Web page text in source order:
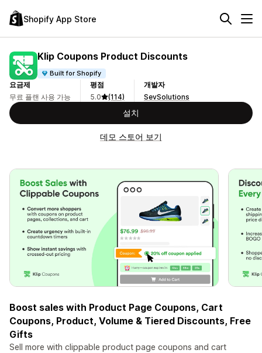
Shopify App Store
Klip Coupons Product Discounts
Built for Shopify
요금제
무료 플랜 사용 가능
평점
5.0
(114)
개발자
SevSolutions
설치
데모 스토어 보기
Boost sales with Product Page Coupons, Cart
Coupons, Product, Volume & Tiered Discounts, Free
Gifts
Sell more with clippable product page coupons and cart